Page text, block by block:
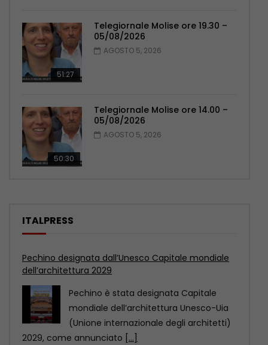
51:27
Telegiornale Molise ore 19.30 –
05/08/2026
AGOSTO 5, 2026
50:30
Telegiornale Molise ore 14.00 –
05/08/2026
AGOSTO 5, 2026
ITALPRESS
Cina: potenza manifatturiera del Paese offre
opportunità a livello globale
La Cina non è soltanto una potenza
manifatturiera, ma anche un
importante mercato di consumo.[...]